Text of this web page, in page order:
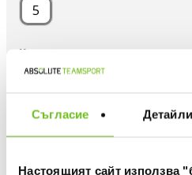
Съгласие Детайли
Настоящият сайт използва
5
Количество
ДОБАВИ В ЛЮБИМИ
БЕЗПЛАТНА ДОСТАВКА НАД